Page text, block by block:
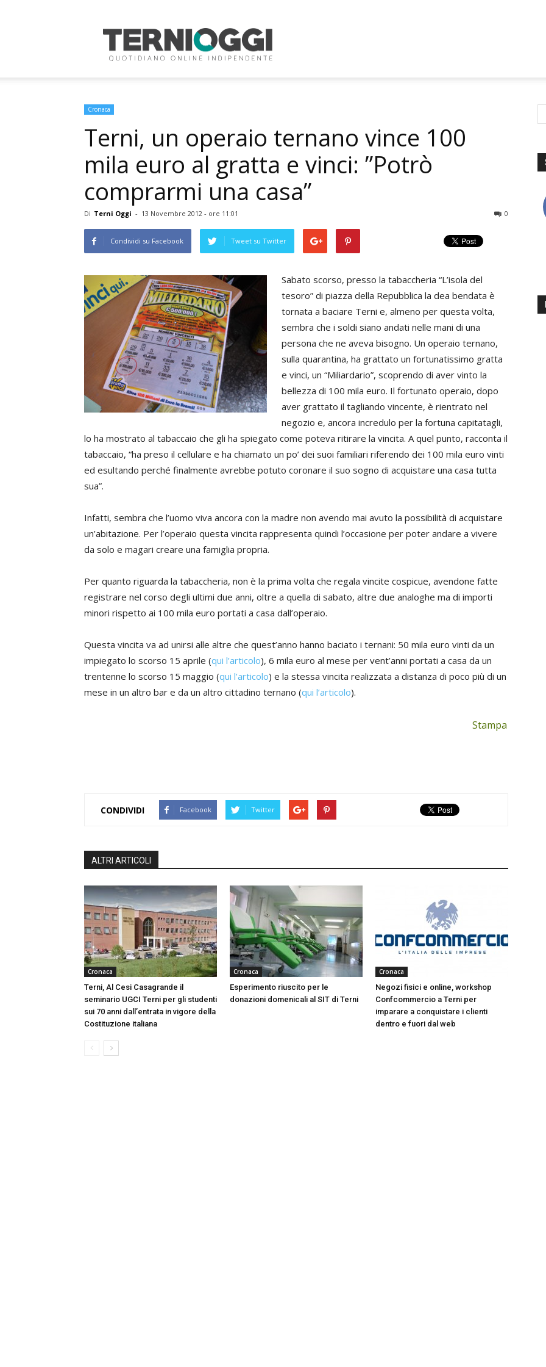
Oggi
Cronaca
Terni, un operaio ternano vince 100
mila euro al gratta e vinci: ”Potrò
comprarmi una casa”
Di Terni Oggi - 13 Novembre 2012 - ore 11:01 0
Condividi su Facebook Tweet su Twitter
Sabato scorso, presso la tabaccheria “L’isola del
tesoro” di piazza della Repubblica la dea bendata è
tornata a baciare Terni e, almeno per questa volta,
sembra che i soldi siano andati nelle mani di una
persona che ne aveva bisogno. Un operaio ternano,
sulla quarantina, ha grattato un fortunatissimo gratta
e vinci, un “Miliardario”, scoprendo di aver vinto la
bellezza di 100 mila euro. Il fortunato operaio, dopo
aver grattato il tagliando vincente, è rientrato nel
negozio e, ancora incredulo per la fortuna capitatagli,
lo ha mostrato al tabaccaio che gli ha spiegato come poteva ritirare la vincita. A quel punto, racconta il
tabaccaio, “ha preso il cellulare e ha chiamato un po’ dei suoi familiari riferendo dei 100 mila euro vinti
ed esultando perché finalmente avrebbe potuto coronare il suo sogno di acquistare una casa tutta
sua”.
Infatti, sembra che l’uomo viva ancora con la madre non avendo mai avuto la possibilità di acquistare
un’abitazione. Per l’operaio questa vincita rappresenta quindi l’occasione per poter andare a vivere
da solo e magari creare una famiglia propria.
Per quanto riguarda la tabaccheria, non è la prima volta che regala vincite cospicue, avendone fatte
registrare nel corso degli ultimi due anni, oltre a quella di sabato, altre due analoghe ma di importi
minori rispetto ai 100 mila euro portati a casa dall’operaio.
Questa vincita va ad unirsi alle altre che quest’anno hanno baciato i ternani: 50 mila euro vinti da un
impiegato lo scorso 15 aprile (qui l’articolo), 6 mila euro al mese per vent’anni portati a casa da un
trentenne lo scorso 15 maggio (qui l’articolo) e la stessa vincita realizzata a distanza di poco più di un
mese in un altro bar e da un altro cittadino ternano (qui l’articolo).
Stampa
CONDIVIDI Facebook Twitter
ALTRI ARTICOLI
Cronaca
Terni, Al Cesi Casagrande il
seminario UGCI Terni per gli studenti
sui 70 anni dall’entrata in vigore della
Costituzione italiana
Cronaca
Esperimento riuscito per le
donazioni domenicali al SIT di Terni
Cronaca
Negozi fisici e online, workshop
Confcommercio a Terni per
imparare a conquistare i clienti
dentro e fuori dal web